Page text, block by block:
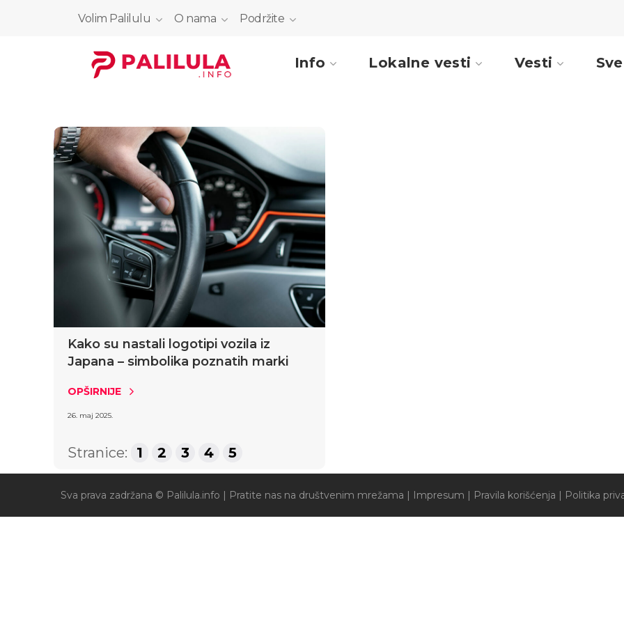
Volim Palilulu O nama Podržite
Info Lokalne vesti Vesti
Kako su nastali logotipi vozila iz
Japana – simbolika poznatih marki
OPŠIRNIJE
26. maj 2025.
Stranice: 1 2 3 4 5
Sva prava zadržana © Palilula.info | Pratite nas na društvenim mrežama | Impresum | Pravila korišćenja | Politika